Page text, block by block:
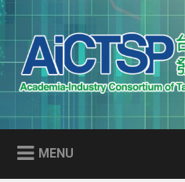
Skip
to
content
Search
AICTSP 台灣
產學
Academia-Industry
in
MENU